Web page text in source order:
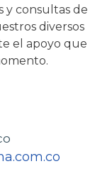
y consultas de
diversos
el apoyo que